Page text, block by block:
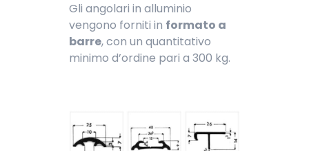
Gli angolari in alluminio
vengono forniti in formato a
barre, con un quantitativo
minimo d’ordine pari a 300 kg.